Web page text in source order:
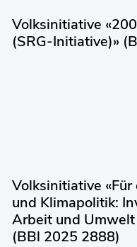
Volksinitiative
(SRG-Initiative)»
Volksinitiative
und Klimapolitik:
Arbeit und
(BBl 2025 2888)